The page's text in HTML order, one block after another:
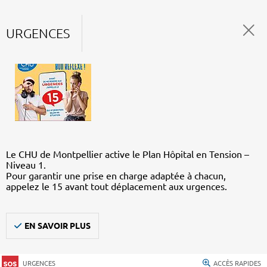
URGENCES
Le CHU de Montpellier active le Plan Hôpital en Tension –
Niveau 1.
Pour garantir une prise en charge adaptée à chacun,
appelez le 15 avant tout déplacement aux urgences.
EN SAVOIR PLUS
URGENCES ACCÈS RAPIDES